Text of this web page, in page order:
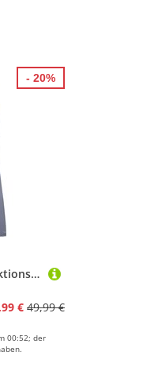
GOREWEAR Contest Funktionstank Damen
€ 49,99 €
00:52; der
- 20%